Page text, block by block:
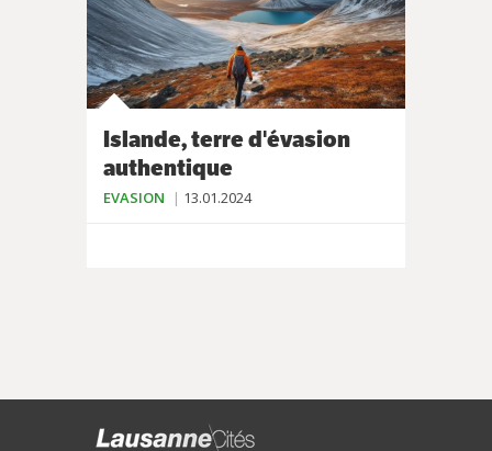
Islande, terre d'évasion
authentique
EVASION 13.01.2024